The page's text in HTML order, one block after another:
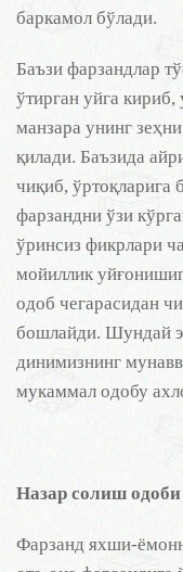
баркамол бўлади.
Баъзи фарзандлар
ўтирган уйга кириб,
манзара унинг
қилади. Баъзида
чиқиб, ўртоқларига
фарзандни ўзи
ўринсиз фикрлари
мойиллик
одоб чегарасидан
бошлайди. Шундай
динимизнинг
мукаммал одобу
Назар солиш одоби
Фарзанд яхши-